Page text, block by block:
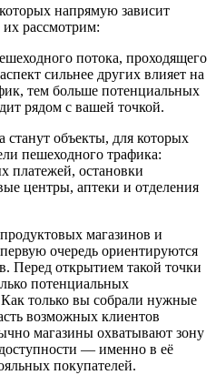
напрямую зависит
их рассмотрим:
потока, проходящего
сильнее других влияет на
тем больше потенциальных
рядом с вашей точкой.
объекты, для которых
пешеходного трафика:
платежей, остановки
центры, аптеки и отделения
магазинов и
очередь ориентируются
Перед открытием такой точки
потенциальных
только вы собрали нужные
возможных клиентов
магазины охватывают зону
— именно в её
покупателей.